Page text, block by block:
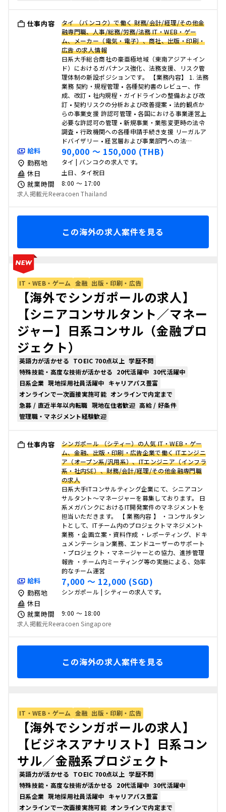
仕事内容
タイ （バンコク）で働く 財務/会計/経理/その他金
融専門職、人事/総務/労務/法務 IT・WEB・ゲー
ム、メーカー（電気・電子）、商社、出版・印刷・
広告 の求人情報
日系大手総合商社の豪亜極地域（東南アジア＋イン
ド）におけるガバナンス強化、法務支援、リスク管
理体制の新設ポジションです。 【業務内容】 1. 法務
業務 契約・規程管理 • 各種契約書のレビュー、作
成、改訂 • 社内規程・ガイドラインの整備および改
訂 • 契約リスクの分析および改善提案 • 法的観点か
らの事業支援 許認可管理 • 各国における事業運営上
必要な許認可の管理 • 新規事業・業態変更時の法令
調査 • 行政機関への各種申請手続き支援 リーガルア
ドバイザリー • 経営層および事業部門への法…
給料 90,000 〜 150,000 (THB)
勤務地 タイ | バンコクの求人です。
休日 土日、タイ祝日
就業時間
8:00 〜 17:00
求人掲載元Reeracoen Thailand
この海外の求人案件を見る
IT・WEB・ゲーム 金融 出版・印刷・広告
【海外でシンガポールの求人】
【シニアコンサルタント／マネー
ジャー】日系コンサル（金融プロ
ジェクト）
英語力が活かせる TOEIC 700点以上 学歴不問
特殊技能・高度な技術が活かせる 20代活躍中 30代活躍中
日系企業 現地採用社員活躍中 キャリアパス豊富
オンラインで一次面接実施可能 オンラインで内定まで
急募 / 直近半年以内転職 現地在住者歓迎 高給 / 好条件
管理職・マネジメント経験歓迎
仕事内容
シンガポール （シティー）の人気 IT・WEB・ゲー
ム、金融、出版・印刷・広告企業で働く ITエンジニ
ア（オープン系/汎用系）、ITエンジニア（インフラ
系・社内SE）、財務/会計/経理/その他金融専門職
の求人
日系大手ITコンサルティング企業にて、シニアコン
サルタント～マネージャーを募集しております。 日
系メガバンクにおけるIT開発案件のマネジメントを
担当いただきます。 【 業務内容 】 ・コンサルタン
トとして、ITチーム内のプロジェクトマネジメント
業務 ・企画立案・資料作成 ・レポーティング、ドキ
ュメンテーション業務、エンドユーザーのサポート
・プロジェクト・マネージャーとの協力、進捗管理
報告 ・チーム内ミーティング等の実施による、効率
的なチーム運営
給料 7,000 〜 12,000 (SGD)
勤務地 シンガポール | シティーの求人です。
休日
就業時間
9:00 〜 18:00
求人掲載元Reeracoen Singapore
この海外の求人案件を見る
IT・WEB・ゲーム 金融 出版・印刷・広告
【海外でシンガポールの求人】
【ビジネスアナリスト】日系コン
サル／金融系プロジェクト
英語力が活かせる TOEIC 700点以上 学歴不問
特殊技能・高度な技術が活かせる 20代活躍中 30代活躍中
日系企業 現地採用社員活躍中 キャリアパス豊富
オンラインで一次面接実施可能 オンラインで内定まで